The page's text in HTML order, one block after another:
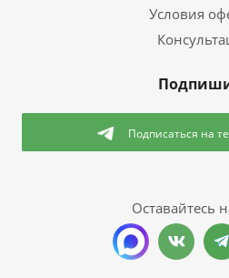
Условия
Подписаться на
Оставайтесь